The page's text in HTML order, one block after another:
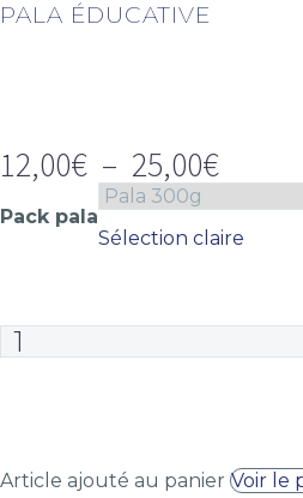
PALA ÉDUCATIVE
12,00€ – 25,00€
prix :
Pack pala
Sélection claire
quantité
Article ajouté au panier Voir le